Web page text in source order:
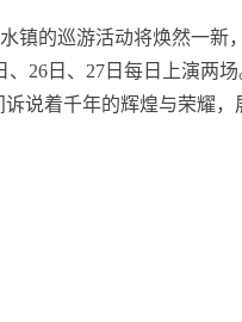
镇的巡游活动将焕然一新
、26日、27日每日上演两
说着千年的辉煌与荣耀，